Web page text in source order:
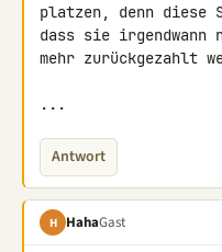
platzen, denn diese
dass sie irgendwann
mehr zurückgezahlt
...
Antwort
H HahaGast